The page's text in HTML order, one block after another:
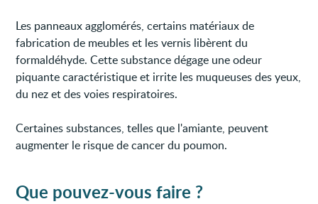
Les panneaux agglomérés, certains matériaux de
fabrication de meubles et les vernis libèrent du
formaldéhyde. Cette substance dégage une odeur
piquante caractéristique et irrite les muqueuses des yeux,
du nez et des voies respiratoires.
Certaines substances, telles que l'amiante, peuvent
augmenter le risque de cancer du poumon.
Que pouvez-vous faire ?